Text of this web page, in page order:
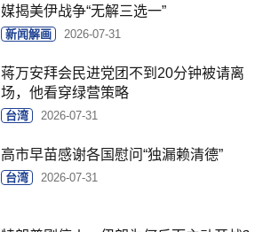
媒揭美伊战争“无解三选一”
新闻解画 2026-07-31
蒋万安拜会民进党团不到20分钟被请离
场，他看穿绿营策略
台湾 2026-07-31
高市早苗感谢各国慰问“独漏赖清德”
台湾 2026-07-31